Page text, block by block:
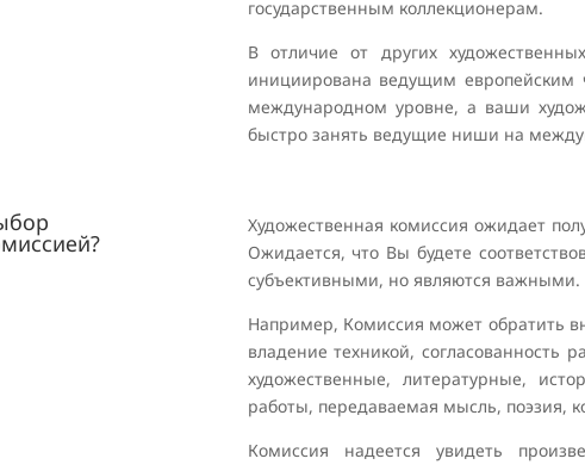
государственным коллекционерам.
В отличие от других
инициирована ведущим
международном уровне, а ваши
быстро занять ведущие ниши на
Художественная комиссия ожидает
Ожидается, что Вы будете
субъективными, но являются важными.
Например, Комиссия может обратить
владение техникой, согласованность
художественные, литературные,
работы, передаваемая мысль, поэзия,
Комиссия надеется увидеть